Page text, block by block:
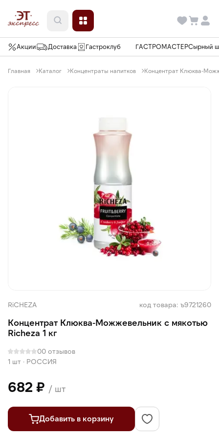
Акции Доставка Гастроклуб ГАСТРОМАСТЕРСырный
Главная Каталог Концентраты напитков Концентрат Клюква-
RiCHEZA код товара: ъ9721260
Концентрат Клюква-Можжевельник с мякотью
Richeza 1 кг
00 отзывов
1 шт · РОССИЯ
682 ₽ / шт
Добавить в корзину